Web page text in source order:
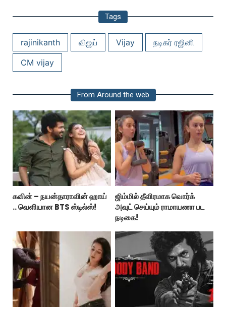
Tags
rajinikanth விஜய் Vijay
நடிகர் ரஜினி
CM vijay
From Around the web
கவின் – நயன்தாராவின் ஹாய்
.. வெளியான BTS ஸ்டில்ஸ்!
ஜிம்மில் தீவிரமாக வொர்க்
அவுட் செய்யும் ராமாயணா பட
நடிகை!